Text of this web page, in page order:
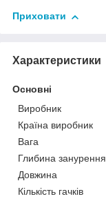
Приховати
Характеристики
Основні
Виробник
Країна виробник
Вага
Глибина занурення
Довжина
Кількість гачків